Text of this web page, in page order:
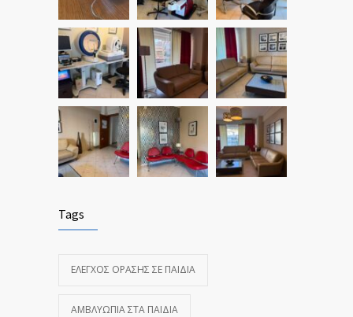
Tags
ΈΛΕΓΧΟΣ ΌΡΑΣΗΣ ΣΕ ΠΑΙΔΙΆ
ΑΜΒΛΥΩΠΊΑ ΣΤΑ ΠΑΙΔΙΆ